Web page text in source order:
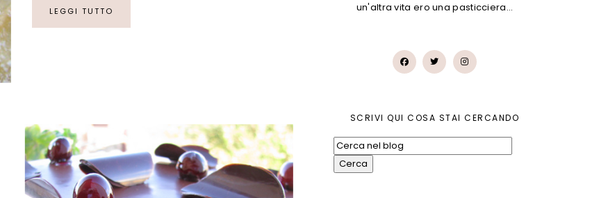
LEGGI TUTTO
un'altra vita ero una pasticciera…
SCRIVI QUI COSA STAI CERCANDO